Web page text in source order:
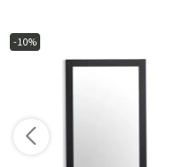
-10%